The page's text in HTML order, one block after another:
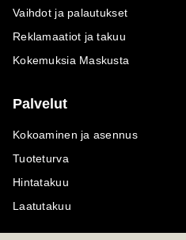
Vaihdot ja palautukset
Reklamaatiot ja takuu
Kokemuksia Maskusta
Palvelut
Kokoaminen ja asennus
Tuoteturva
Hintatakuu
Laatutakuu